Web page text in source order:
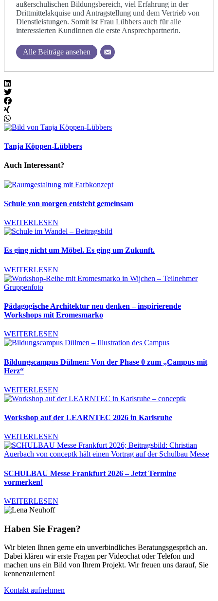
außerschulischen Bildungsbereich, viel Erfahrung in der
Drittmittelakquise und Antragstellung und dem Vertrieb von
Dienstleistungen. Somit ist Frau Lübbers auch für alle
interessierten KundInnen die erste Ansprechpartnerin.
Alle Beiträge ansehen
Tanja Köppen-Lübbers
Auch Interessant?
Schule von morgen entsteht gemeinsam
WEITERLESEN
Es ging nicht um Möbel. Es ging um Zukunft.
WEITERLESEN
Pädagogische Architektur neu denken – inspirierende
Workshops mit Eromesmarko
WEITERLESEN
Bildungscampus Dülmen: Von der Phase 0 zum „Campus mit
Herz“
WEITERLESEN
Workshop auf der LEARNTEC 2026 in Karlsruhe
WEITERLESEN
SCHULBAU Messe Frankfurt 2026 – Jetzt Termine
vormerken!
WEITERLESEN
Haben Sie Fragen?
Wir bieten Ihnen gerne ein unverbindliches Beratungsgespräch an.
Dabei klären wir erste Fragen per Videochat oder Telefon und
machen uns ein Bild von Ihrem Projekt. Wir freuen uns darauf, Sie
kennenzulernen!
Kontakt aufnehmen